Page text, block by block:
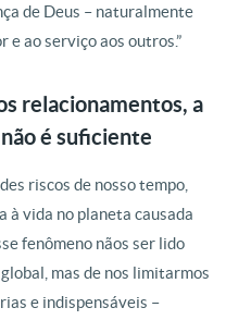
de Deus – naturalmente
e ao serviço aos outros.”
relacionamentos, a
é suficiente
riscos de nosso tempo,
à vida no planeta causada
fenômeno nãos ser lido
mas de nos limitarmos
e indispensáveis –